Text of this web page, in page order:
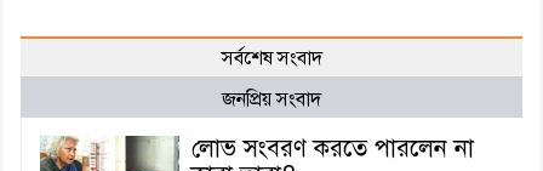
সর্বশেষ সংবাদ
জনপ্রিয় সংবাদ
লোভ সংবরণ করতে পারলেন না